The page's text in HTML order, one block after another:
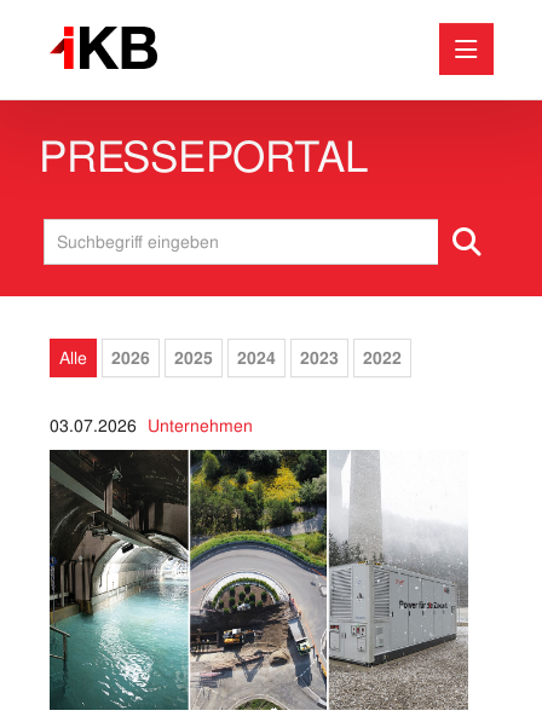
Medieninformationen
Energie
Bäder
Internet & IT
Baustellen
Unternehmen
Wasser & Abwasser
Downloads
Vorstand
Logos
Bilder
PRESSEPORTAL
Alle 2026 2025 2024 2023 2022
03.07.2026 Unternehmen